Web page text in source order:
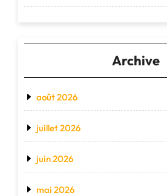
Archive
août 2026
juillet 2026
juin 2026
mai 2026